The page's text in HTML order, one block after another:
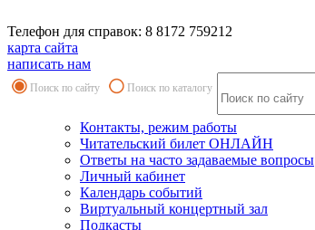
Телефон для справок: 8 8172 759212
карта сайта
написать нам
Поиск по сайту Поиск по каталогу
Контакты, режим работы
Читательский билет ОНЛАЙН
Ответы на часто задаваемые вопросы
Личный кабинет
Календарь событий
Виртуальный концертный зал
Подкасты